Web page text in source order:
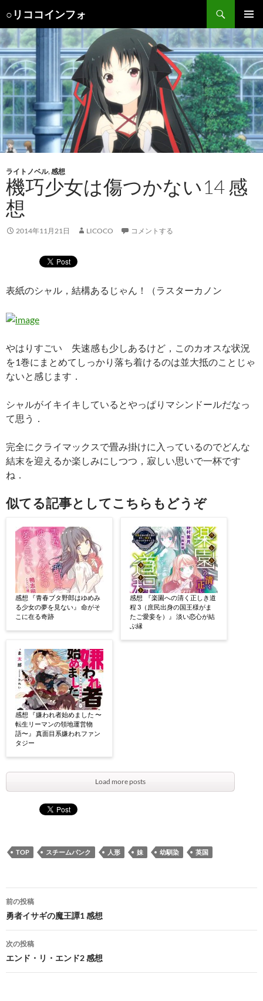
○リココインフォ
索
メインメ
ニュー
ン
テ
ン
ツ
へ
ス
キ
プ
ライトノベル,感想
機巧少女は傷つかない14 感
想
2014年11月21日 LICOCO コメントする
表紙のシャル，結構あるじゃん！（ラスターカノン
やはりすごい 失速感も少しあるけど，このカオスな状況
を1巻にまとめてしっかり落ち着けるのは並大抵のことじゃ
ないと感じます．
シャルがイキイキしているとやっぱりマシンドールだなっ
て思う．
完全にクライマックスで畳み掛けに入っているのでどんな
結末を迎えるか楽しみにしつつ，寂しい思いで一杯です
ね．
似てる記事としてこちらもどうぞ
感想 『青春ブタ野郎はゆめみ
る少女の夢を見ない』 命がそ
こに在る奇跡
感想 『嫌われ者始めました 〜
転生リーマンの領地運営物
語〜』 真面目系嫌われファン
タジー
感想 『楽園への清く正しき道
程 3（庶民出身の国王様がま
たご愛妾を）』 淡い恋心が結
ぶ縁
Load more posts
TOP スチームパンク 人形 妹 幼馴染 英国
投
稿
ナ
ビ
ゲ
前の投稿
勇者イサギの魔王譚1 感想
次の投稿
エンド・リ・エンド2 感想